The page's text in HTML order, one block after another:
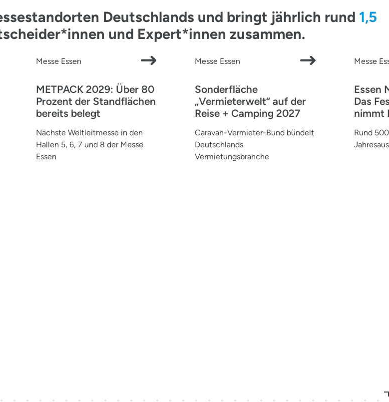
Deutschlands und bringt jährlich rund 1,5
und Expert*innen zusammen.
Messe Essen
METPACK 2029: Über 80
Prozent der Standflächen
bereits belegt
Nächste Weltleitmesse in den
Hallen 5, 6, 7 und 8 der Messe
Essen
Messe Essen
Sonderfläche
„Vermieterwelt“ auf der
Reise + Camping 2027
Caravan-Vermieter-Bund bündelt
Deutschlands
Vermietungsbranche
Messe
Essen
Das
nimmt
Rund